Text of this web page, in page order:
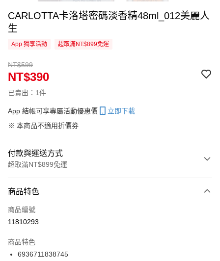
CARLOTTA卡洛塔密碼淡香精48ml_012美麗人
生
App 獨享活動 超取滿NT$899免運
NT$599
NT$390
已賣出：1件
App 結帳可享專屬活動優惠價
立即下載
※ 本商品不適用折價券
付款與運送方式
超取滿NT$899免運
信用卡一次付款
信用卡分期付款
合作金庫商業銀行
華南商業銀行
商品特色
商品編號
11810293
商品特色
6936711838745